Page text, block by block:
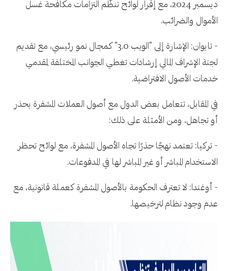
ديسمبر 2024، مع إقرار لوائح تنظّم التزامات مكافحة غسل
الأموال والضرائب.
- تايوان: الإشارة إلى "الويب 3.0" كمجال نمو رئيسي، مع تقديم
لجنة الإشراف المالي إرشادات تغطي الجوانب المختلفة لمقدمي
خدمات الأصول الافتراضية.
في المقابل، تتعامل بعض الدول مع أصول العملات المشفرة بحذر
أو تجاهل، ومن الأمثلة على ذلك:
- تركيا: تعتمد نهجًا حذرًا تجاه الأصول المشفرة، مع لوائح تحظر
الاستخدام المباشر أو غير المباشر لها في المدفوعات.
- أوغندا: لا تعترف الحكومة بالأصول المشفرة كعملة قانونية، مع
عدم وجود نظام لترخيصها.